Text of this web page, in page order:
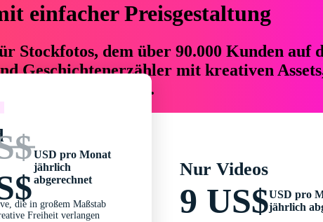
einfacher Preisgestaltung
dem über 90.000 Kunden auf
Geschichtenerzähler mit kreativen
Budget einsparen.
USD pro Monat
jährlich
abgerechnet
die in großem Maßstab
Freiheit verlangen
Nur Videos
9 US$USD pro
jährlich